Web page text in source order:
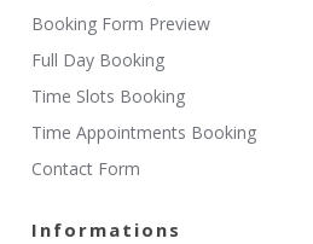
Booking Form Preview
Full Day Booking
Time Slots Booking
Time Appointments Booking
Contact Form
Informations